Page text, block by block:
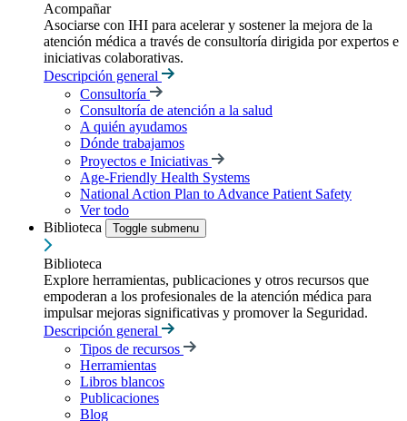
Acompañar
Asociarse con IHI para acelerar y sostener la mejora de la
atención médica a través de consultoría dirigida por expertos e
iniciativas colaborativas.
Descripción general
Consultoría
Consultoría de atención a la salud
A quién ayudamos
Dónde trabajamos
Proyectos e Iniciativas
Age-Friendly Health Systems
National Action Plan to Advance Patient Safety
Ver todo
Biblioteca
Toggle submenu
Biblioteca
Explore herramientas, publicaciones y otros recursos que
empoderan a los profesionales de la atención médica para
impulsar mejoras significativas y promover la Seguridad.
Descripción general
Tipos de recursos
Herramientas
Libros blancos
Publicaciones
Blog